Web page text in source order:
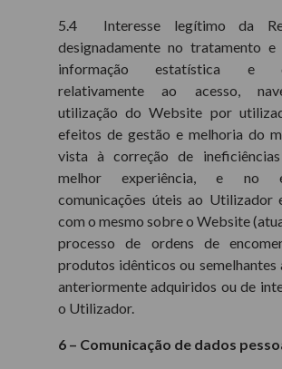
5.4 Interesse legítimo da
designadamente no tratamento e
informação estatística e
relativamente ao acesso,
utilização do Website por
efeitos de gestão e melhoria do
vista à correção de
melhor experiência, e no
comunicações úteis ao Utilizador
com o mesmo sobre o Website
processo de ordens de
produtos idênticos ou semelhantes
anteriormente adquiridos ou de
o Utilizador.
6 – Comunicação de dados